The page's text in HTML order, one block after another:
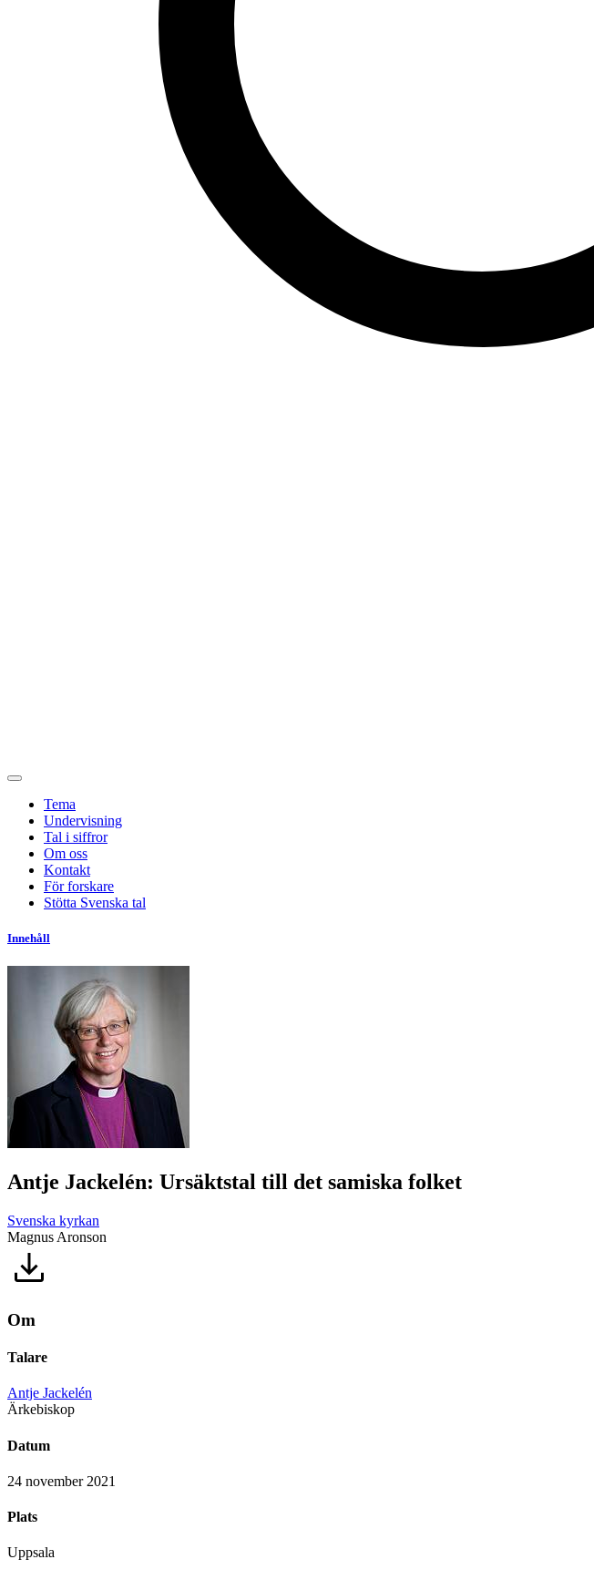
Tema
Undervisning
Tal i siffror
Om oss
Kontakt
För forskare
Stötta Svenska tal
Innehåll
Antje Jackelén: Ursäktstal till det samiska folket
Svenska kyrkan
Magnus Aronson
Om
Talare
Antje Jackelén
Ärkebiskop
Datum
24 november 2021
Plats
Uppsala